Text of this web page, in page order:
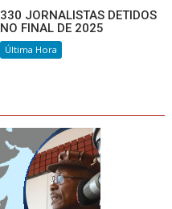
330 JORNALISTAS DETIDOS
NO FINAL DE 2025
Última Hora